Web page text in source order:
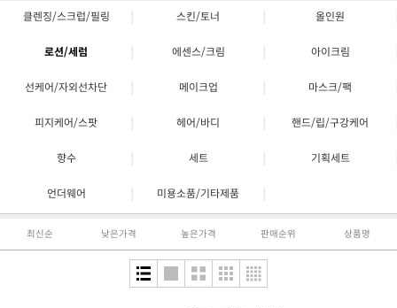
클렌징/스크럽/필링 스킨/토너 올인원
로션/세럼 에센스/크림 아이크림
선케어/자외선차단 메이크업 마스크/팩
피지케어/스팟 헤어/바디 핸드/립/구강케어
향수 세트 기획세트
언더웨어 미용소품/기타제품
최신순 낮은가격 높은가격 판매순위 상품명